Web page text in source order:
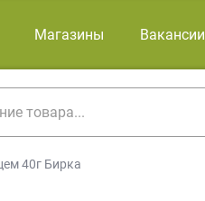
Магазины Вакансии
40г Бирка